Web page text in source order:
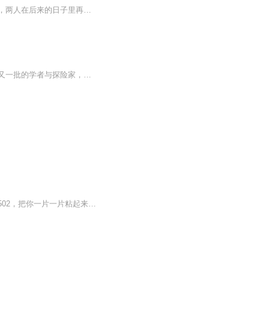
云厘在放弃追求傅识则后，删除了所有关于他的联系方式。然而，命运的红线并未因此断开，两人在后来的日子里再次相遇，并展开了一段温馨而甜蜜的爱情故事。
中国五千年的历史长卷中，神秘离奇的故事数不胜数。浩瀚西域，神秘楼兰，更是吸引一批又一批的学者与探险家，笔力所及，亦真亦假、百转千回。从楼兰女尸到博斯腾湖，从食人黑蚁到玄石印章。真实与虚幻间，探险寻宝之路由此启程。
如果你有创伤，那么我就是你的创可贴，助你伤口愈合。如果你是破碎的心，那我就是超强502，把你一片一片粘起来。如果你有悲伤和难过，那我就是回收站，彻底清除你的烦恼和忧伤。把我的故事和你的心事，拼在一起吧！从此之后，我是你的太阳，你是我的月亮，...